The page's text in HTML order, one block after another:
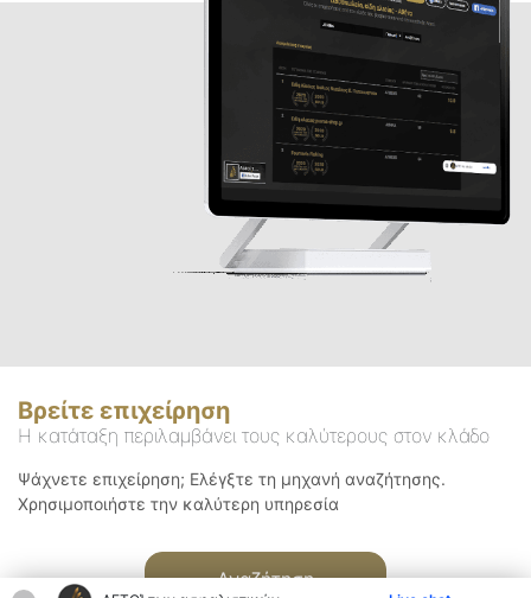
Βρείτε επιχείρηση
Η κατάταξη περιλαμβάνει τους καλύτερους στον κλάδο
Ψάχνετε επιχείρηση; Ελέγξτε τη μηχανή αναζήτησης.
Χρησιμοποιήστε την καλύτερη υπηρεσία
Αναζήτηση